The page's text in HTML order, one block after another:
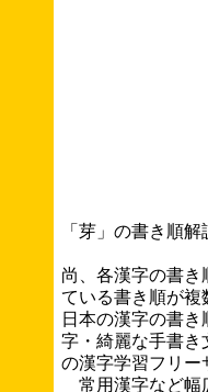
「芽」の書き順
尚、各漢字の書
ている書き順が複
日本の漢字の書
字・綺麗な手書き
の漢字学習フリー
常用漢字など幅